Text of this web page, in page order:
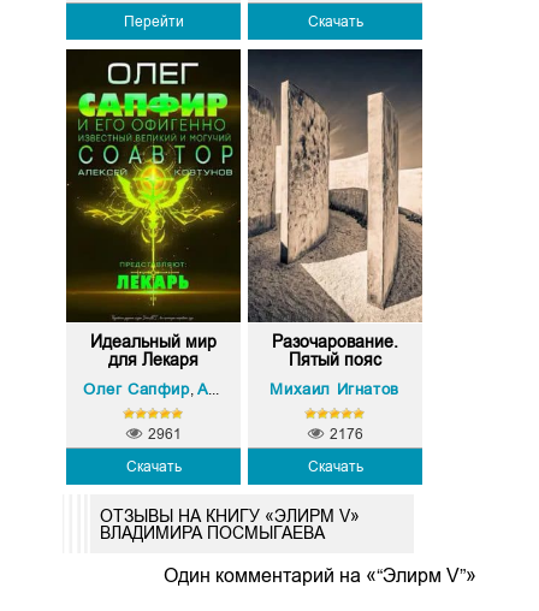
Перейти Скачать
Идеальный мир
для Лекаря
Олег Сапфир, Алексей Ковтунов
Скачать
2961
Разочарование.
Пятый пояс
Михаил Игнатов
Скачать
2176
ОТЗЫВЫ НА КНИГУ «ЭЛИРМ V»
ВЛАДИМИРА ПОСМЫГАЕВА
Один комментарий на «“Элирм V”»